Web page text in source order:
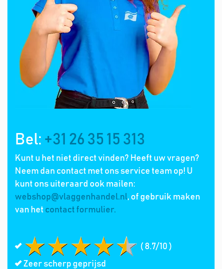
Bel: +31 26 35 15 313
Kunt u het niet direct vinden? Heeft uw vragen?
Neem dan contact met ons service team op! U
kunt ons uiteraard ook mailen:
webshop@vlaggenhandel.nl, of gebruik maken
van het contact formulier.
( 8.7/10 )
Zeer scherp geprijsd